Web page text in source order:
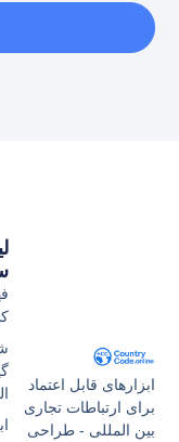
ابزارهای قابل اعتماد
برای ارتباطات تجاری
بین المللی - طراحی